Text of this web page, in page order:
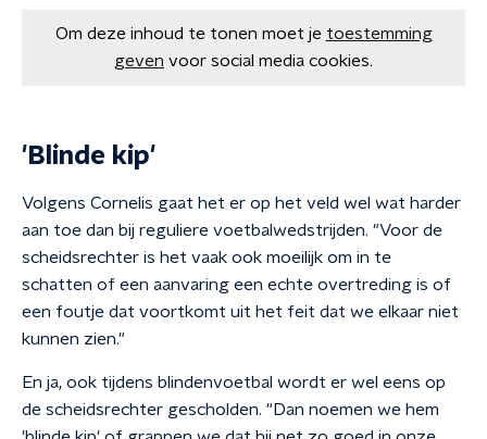
Om deze inhoud te tonen moet je toestemming
geven voor social media cookies.
'Blinde kip'
Volgens Cornelis gaat het er op het veld wel wat harder
aan toe dan bij reguliere voetbalwedstrijden. "Voor de
scheidsrechter is het vaak ook moeilijk om in te
schatten of een aanvaring een echte overtreding is of
een foutje dat voortkomt uit het feit dat we elkaar niet
kunnen zien."
En ja, ook tijdens blindenvoetbal wordt er wel eens op
de scheidsrechter gescholden. "Dan noemen we hem